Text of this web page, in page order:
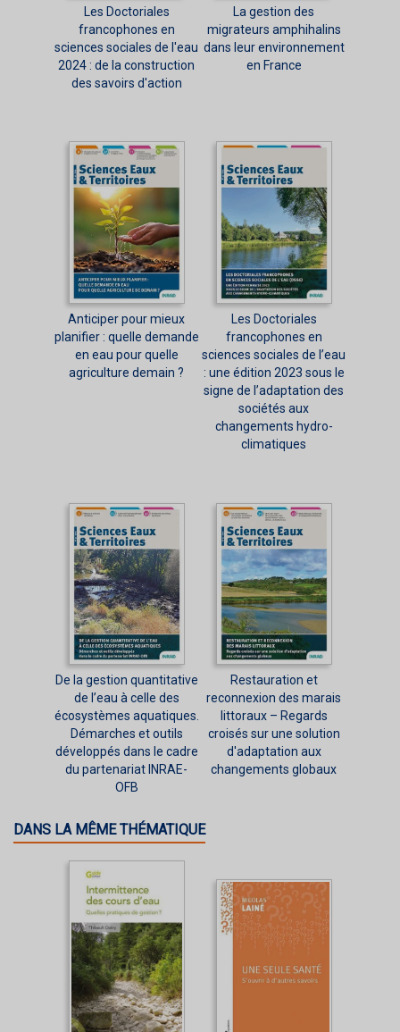
Les Doctoriales
francophones en
sciences sociales de l'eau
2024 : de la construction
des savoirs d'action
La gestion des
migrateurs amphihalins
dans leur environnement
en France
Anticiper pour mieux
planifier : quelle demande
en eau pour quelle
agriculture demain ?
Les Doctoriales
francophones en
sciences sociales de l’eau
: une édition 2023 sous le
signe de l’adaptation des
sociétés aux
changements hydro-
climatiques
De la gestion quantitative
de l’eau à celle des
écosystèmes aquatiques.
Démarches et outils
développés dans le cadre
du partenariat INRAE-
OFB
Restauration et
reconnexion des marais
littoraux – Regards
croisés sur une solution
d'adaptation aux
changements globaux
DANS LA MÊME THÉMATIQUE